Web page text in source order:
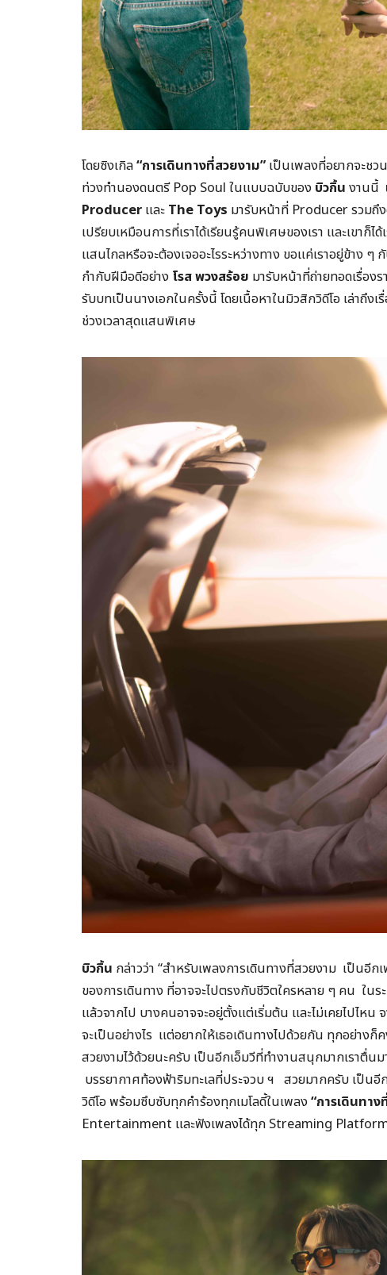
โดยซิงเกิล“การเดินทางที่สวยงาม” เป็นเพลงที่อยากจะช
ท่วงทำนองดนตรี Pop Soul ในแบบฉบับของ บิวกิ้น งานนี้
Producer และ The Toys มารับหน้าที่ Producer รวมถึง
เปรียบเหมือนการที่เราได้เรียนรู้คนพิเศษของเรา และเขาก็
แสนไกลหรือจะต้องเจออะไรระหว่างทาง ขอแค่เราอยู่ข้าง
กำกับฝีมือดีอย่าง โรส พวงสร้อย มารับหน้าที่ถ่ายทอดเรื่องร
รับบทเป็นนางเอกในครั้งนี้ โดยเนื้อหาในมิวสิกวิดีโอ เล่าถึ
ช่วงเวลาสุดแสนพิเศษ
บิวกิ้น กล่าวว่า “สำหรับเพลงการเดินทางที่สวยงาม เป็นอี
ของการเดินทาง ที่อาจจะไปตรงกับชีวิตใครหลาย ๆ คน ในร
แล้วจากไป บางคนอาจจะอยู่ตั้งแต่เริ่มต้น และไม่เคยไปไหน
จะเป็นอย่างไร แต่อยากให้เธอเดินทางไปด้วยกัน ทุกอย่าง
สวยงามไว้ด้วยนะครับ เป็นอีกเอ็มวีที่ทำงานสนุกมากเรา
บรรยากาศท้องฟ้าริมทะเลที่ประจวบ ฯ สวยมากครับ เป็น
วิดีโอ พร้อมซึบซับทุกคำร้องทุกเมโลดี้ในเพลง“การเดินทาง
Entertainment และฟังเพลงได้ทุก Streaming